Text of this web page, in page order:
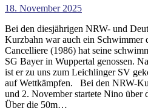
18. November 2025
Bei den diesjährigen NRW- und
Kurzbahn war auch ein Schwimmer
Cancelliere (1986) hat seine
SG Bayer in Wuppertal genossen.
ist er zu uns zum Leichlinger SV
auf Wettkämpfen. Bei den NRW-
und 2. November startete Nino über
Über die 50m…